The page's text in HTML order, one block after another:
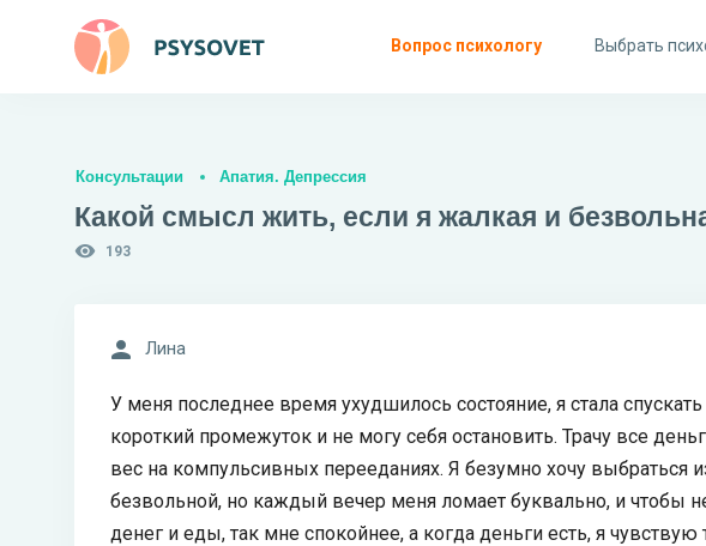
Вопрос психологу Выбрать
Консультации Апатия. Депрессия
Какой смысл жить, если я жалкая и
193
Лина
У меня последнее время ухудшилось состояние, я стала
короткий промежуток и не могу себя остановить. Трачу все
вес на компульсивных перееданиях. Я безумно хочу выбраться
безвольной, но каждый вечер меня ломает буквально, и чтобы
денег и еды, так мне спокойнее, а когда деньги есть, я